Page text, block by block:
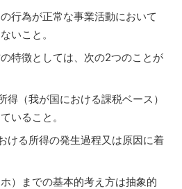
行為が正常な事業活動において
いこと。
特徴としては、次の2つのことが
（我が国における課税ベース）
いること。
る所得の発生過程又は原因に着
）までの基本的考え方は抽象的